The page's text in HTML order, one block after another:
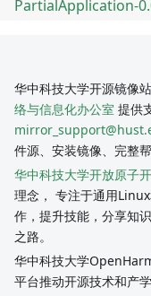
PartialApplication-
华中科技大学开源镜像
络与信息化办公室 提供
件源、安装镜像、完整
华中科技大学开放原子
理念， 专注于通用
作，提升技能，分享知
之路。
华中科技大学
平台推动开源技术和产